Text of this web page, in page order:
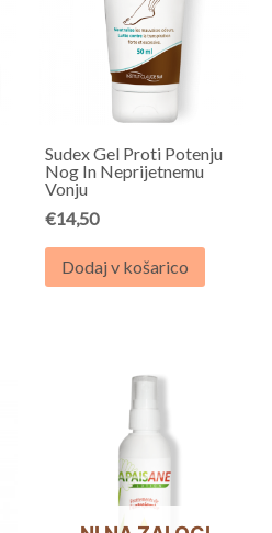
Sudex Gel Proti Potenju
Nog In Neprijetnemu
Vonju
€14,50
Dodaj v košarico